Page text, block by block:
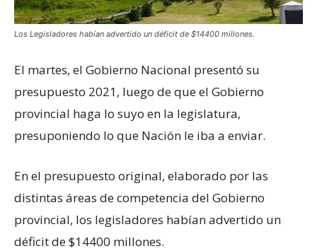
Los Legisladores habían advertido un déficit de $14400 millones.
El martes, el Gobierno Nacional presentó su
presupuesto 2021, luego de que el Gobierno
provincial haga lo suyo en la legislatura,
presuponiendo lo que Nación le iba a enviar.
En el presupuesto original, elaborado por las
distintas áreas de competencia del Gobierno
provincial, los legisladores habían advertido un
déficit de $14400 millones.